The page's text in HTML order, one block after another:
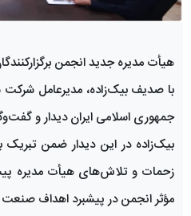
هیأت مدیره جدید انجمن
با صدیف بیک‌زاده، مدیرعامل شرکت
جمهوری اسلامی ایران دیدار و
بیک‌زاده در این دیدار ضمن تبریک
زحمات و تلاش‌های هیأت مدیره
مؤثر انجمن در پیشبرد اهداف